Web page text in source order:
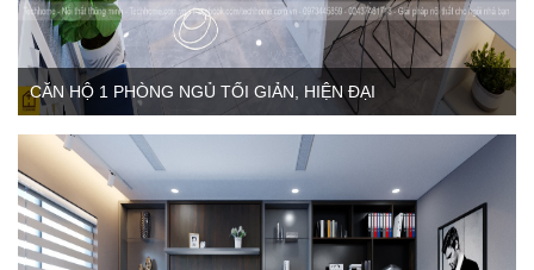
CĂN HỘ 1 PHÒNG NGỦ TỐI GIẢN, HIỆN ĐẠI